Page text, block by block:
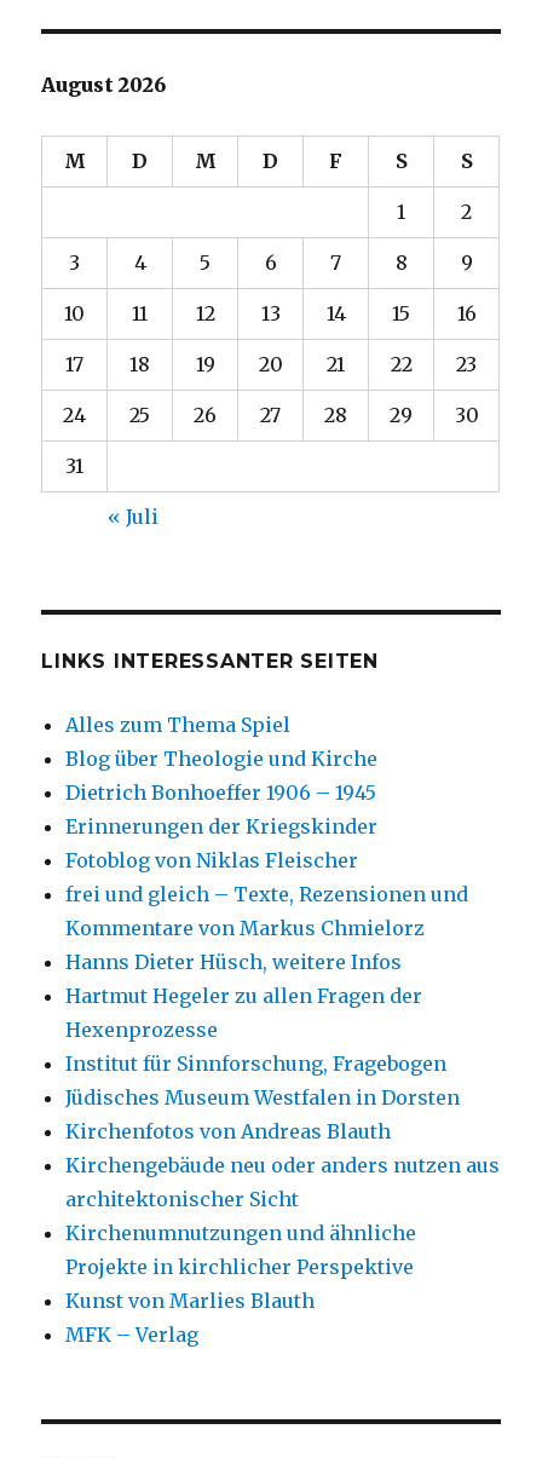
August 2026
M D M D F S S
1 2
3 4 5 6 7 8 9
10 11 12 13 14 15 16
17 18 19 20 21 22 23
24 25 26 27 28 29 30
31
« Juli
LINKS INTERESSANTER SEITEN
Alles zum Thema Spiel
Blog über Theologie und Kirche
Dietrich Bonhoeffer 1906 – 1945
Erinnerungen der Kriegskinder
Fotoblog von Niklas Fleischer
frei und gleich – Texte, Rezensionen und
Kommentare von Markus Chmielorz
Hanns Dieter Hüsch, weitere Infos
Hartmut Hegeler zu allen Fragen der
Hexenprozesse
Institut für Sinnforschung, Fragebogen
Jüdisches Museum Westfalen in Dorsten
Kirchenfotos von Andreas Blauth
Kirchengebäude neu oder anders nutzen aus
architektonischer Sicht
Kirchenumnutzungen und ähnliche
Projekte in kirchlicher Perspektive
Kunst von Marlies Blauth
MFK – Verlag